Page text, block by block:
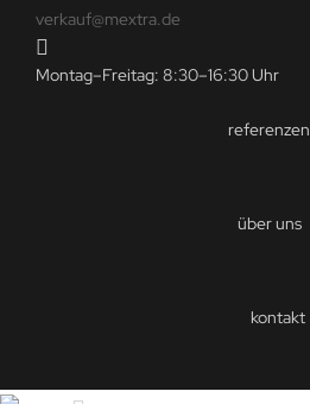
verkauf@mextra.de
Montag–Freitag: 8:30–16:30 Uhr
referenzen
über uns
kontakt